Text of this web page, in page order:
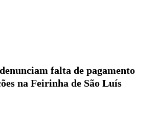
falta de pagamento
na Feirinha de São Luís